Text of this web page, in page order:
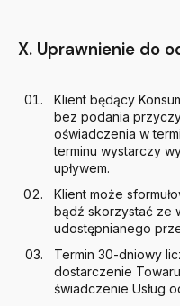
X. Uprawnienie do
Klient będący
bez podania
oświadczenia w
terminu wystarczy
upływem.
Klient może
bądź skorzystać ze
udostępnianego
Termin 30-dniowy
dostarczenie
świadczenie Usług